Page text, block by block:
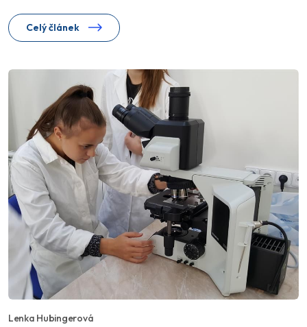
Celý článek
Lenka Hubingerová